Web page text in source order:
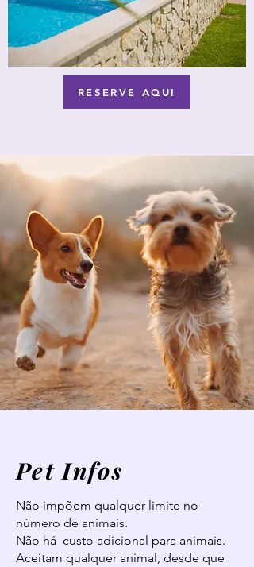
RESERVE AQUI
Pet Infos
Não impõem qualquer limite no
número de animais.
Não há custo adicional para animais.
Aceitam qualquer animal, desde que